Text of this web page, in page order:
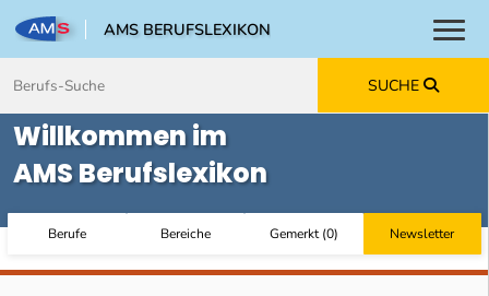
AMS BERUFSLEXIKON
SUCHE
Willkommen im
AMS Berufslexikon
Berufe Bereiche Gemerkt(0) Newsletter